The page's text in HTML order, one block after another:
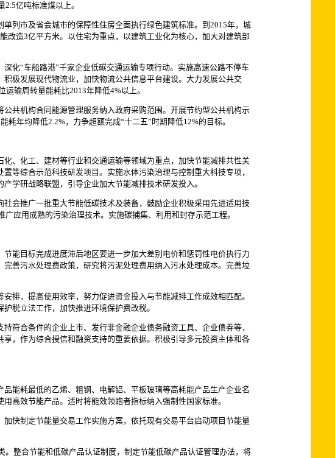
亿吨标准煤以上。
列市及省会城市的保障性住房全面执行绿色建筑标准。到2015年，城
改造3亿平方米。以住宅为重点，以建筑工业化为核心，加大对建筑部
“车船路港”千家企业低碳交通运输专项行动。实施高速公路不停车
极发展现代物流业，加快物流公共信息平台建设。大力发展公共交
输周转量能耗比2013年降低4%以上。
共机构合同能源管理服务纳入政府采购范围。开展节约型公共机构示
年均降低2.2%，力争超额完成“十二五”时期降低12%的目标。
、化工、建材等行业和交通运输等领域为重点，加快节能减排共性关
等综合示范科技研发项目。实施水体污染治理与控制重大科技专项，
学研战略联盟，引导企业加大节能减排技术研发投入。
会推广一批重大节能低碳技术及装备，鼓励企业积极采用先进适用技
应用成熟的污染治理技术。实施碳捕集、利用和封存示范工程。
能目标完成进度滞后地区要进一步加大差别电价和惩罚性电价执行力
善污水处理费政策，研究将污泥处理费用纳入污水处理成本。完善垃
，提高使用效率，努力促进资金投入与节能减排工作成效相匹配。
税立法工作，加快推进环境保护费改税。
合条件的企业上市、发行非金融企业债务融资工具、企业债券等，
，作为综合授信和融资支持的重要依据。积极引导多元投资主体和各
耗最低的乙烯、粗钢、电解铝、平板玻璃等高耗能产品生产企业名
高效节能产品。适时将能效领跑者指标纳入强制性国家标准。
快制定节能量交易工作实施方案，依托现有交易平台启动项目节能量
整合节能和低碳产品认证制度，制定节能低碳产品认证管理办法，将